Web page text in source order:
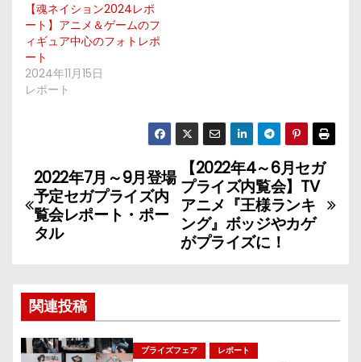
【魂ネイション2024レポ
ート】アニメ＆ゲームのフ
ィギュア中心のフォトレポ
ート
2024年11月15日
レポート
投
稿
ナ
ゲ
ー
【2022年4～6月セガ
プライズ内覧会】TV
アニメ『王様ランキ
ング』ボッジやカゲ
がプライズに！
2022年7月～9月登場
予定セガプライズ内
覧会レポート・ポー
タル
関連投稿
プライズフェア レポート